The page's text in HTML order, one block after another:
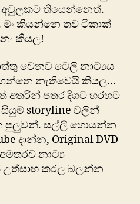
තියෙන්නෙත්.
කියන්නෙ තව ටිකාක්
කියල!
වෙනව ටෙලි නාට්‍යය
නැතිවෙයි කියල…
අතරින් පතර දිගට හරහට
storyline වලින්
පුලුවන්. සල්ලි හොයන්න
දාන්න, Original DVD
නාට්‍ය
උත්සාහ කරල බලන්න